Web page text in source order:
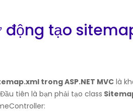
động tạo
trong ASP.NET MVClà
tiên là bạn phải tạo class